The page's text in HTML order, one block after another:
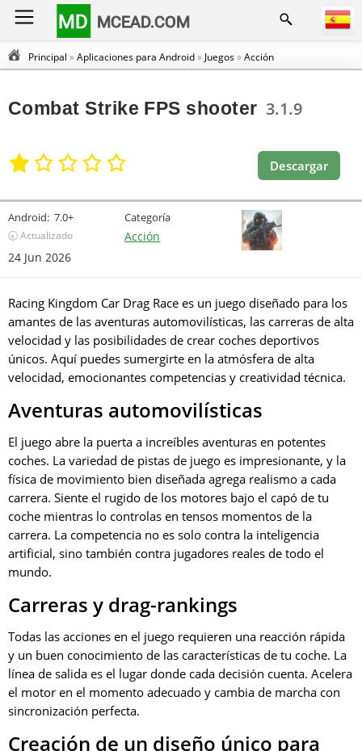
MD MCEAD.COM
Principal »Aplicaciones para Android» Juegos»Acción
Combat Strike FPS shooter 3.1.9
Descargar
Android: 7.0+
🕣 Actualizado
24 Jun 2026
Categoría
Acción
Racing Kingdom Car Drag Race es un juego diseñado para los
amantes de las aventuras automovilísticas, las carreras de alta
velocidad y las posibilidades de crear coches deportivos
únicos. Aquí puedes sumergirte en la atmósfera de alta
velocidad, emocionantes competencias y creatividad técnica.
Aventuras automovilísticas
El juego abre la puerta a increíbles aventuras en potentes
coches. La variedad de pistas de juego es impresionante, y la
física de movimiento bien diseñada agrega realismo a cada
carrera. Siente el rugido de los motores bajo el capó de tu
coche mientras lo controlas en tensos momentos de la
carrera. La competencia no es solo contra la inteligencia
artificial, sino también contra jugadores reales de todo el
mundo.
Carreras y drag-rankings
Todas las acciones en el juego requieren una reacción rápida
y un buen conocimiento de las características de tu coche. La
línea de salida es el lugar donde cada decisión cuenta. Acelera
el motor en el momento adecuado y cambia de marcha con
sincronización perfecta.
Creación de un diseño único para